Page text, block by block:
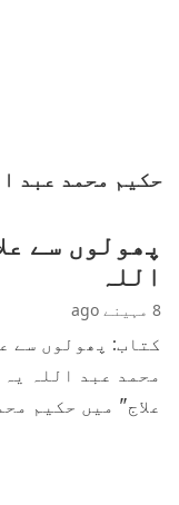
حکیم محمد عبد
پھولوں سے
اللہ
8 مہینے ago
کتاب: پھولوں سے
محمد عبد اللہ
علاج" میں حکیم